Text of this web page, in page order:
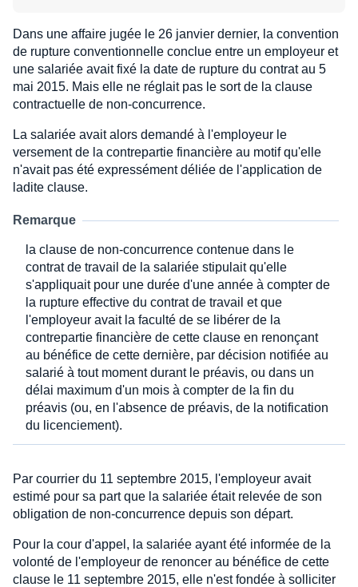
Dans une affaire jugée le 26 janvier dernier, la convention
de rupture conventionnelle conclue entre un employeur et
une salariée avait fixé la date de rupture du contrat au 5
mai 2015. Mais elle ne réglait pas le sort de la clause
contractuelle de non-concurrence.
La salariée avait alors demandé à l'employeur le
versement de la contrepartie financière au motif qu'elle
n'avait pas été expressément déliée de l'application de
ladite clause.
Remarque
la clause de non-concurrence contenue dans le
contrat de travail de la salariée stipulait qu'elle
s'appliquait pour une durée d'une année à compter de
la rupture effective du contrat de travail et que
l'employeur avait la faculté de se libérer de la
contrepartie financière de cette clause en renonçant
au bénéfice de cette dernière, par décision notifiée au
salarié à tout moment durant le préavis, ou dans un
délai maximum d'un mois à compter de la fin du
préavis (ou, en l'absence de préavis, de la notification
du licenciement).
Par courrier du 11 septembre 2015, l'employeur avait
estimé pour sa part que la salariée était relevée de son
obligation de non-concurrence depuis son départ.
Pour la cour d'appel, la salariée ayant été informée de la
volonté de l'employeur de renoncer au bénéfice de cette
clause le 11 septembre 2015, elle n'est fondée à solliciter